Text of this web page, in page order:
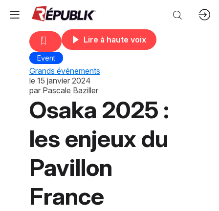
Lire à haute voix
Event
Grands événements
le 15 janvier 2024
par Pascale Baziller
Osaka 2025 :
les enjeux du
Pavillon
France